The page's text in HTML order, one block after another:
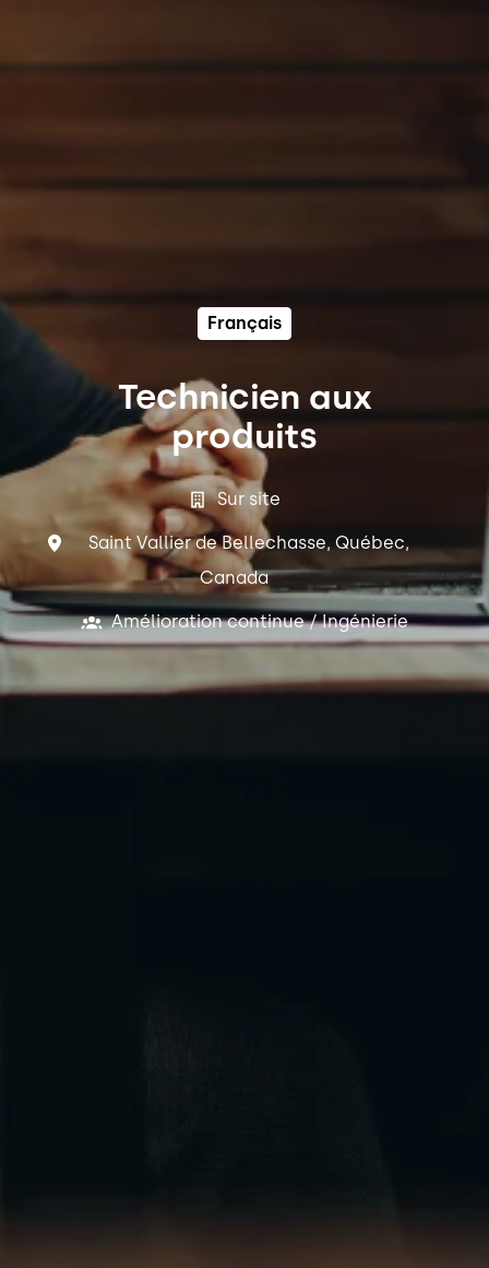
Français
Technicien aux
produits
Sur site
Saint Vallier de Bellechasse, Québec,
Canada
Amélioration continue / Ingénierie